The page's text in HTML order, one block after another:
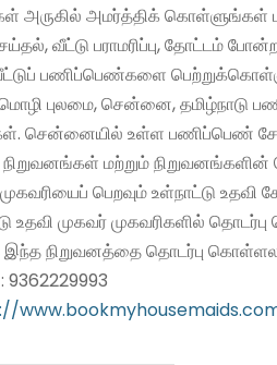
அருகில் அமர்த்திக் கொள்ளுங்கள்
வீட்டு பராமரிப்பு, தோட்டம்
பணிப்பெண்களை
மொழி புலமை, சென்னை, தமிழ்நாடு
சென்னையில் உள்ள பணிப்பெண்
மற்றும் நிறுவனங்களின்
பெறவும் உள்நாட்டு உதவி
முகவர் முகவரிகளில்
இந்த நிறுவனத்தை தொடர்பு